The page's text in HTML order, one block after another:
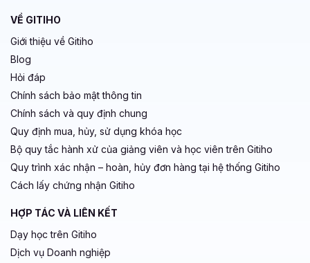
VỀ GITIHO
Giới thiệu về Gitiho
Blog
Hỏi đáp
Chính sách bảo mật thông tin
Chính sách và quy định chung
Quy định mua, hủy, sử dụng khóa học
Bộ quy tắc hành xử của giảng viên và học viên trên Gitiho
Quy trình xác nhận – hoàn, hủy đơn hàng tại hệ thống Gitiho
Cách lấy chứng nhận Gitiho
HỢP TÁC VÀ LIÊN KẾT
Dạy học trên Gitiho
Dịch vụ Doanh nghiệp